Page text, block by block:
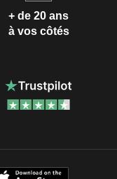
+ de 20 ans
à vos côtés